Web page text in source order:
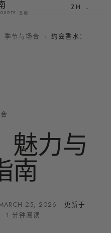
呈献
ZH
季节与场合 › 约会香水：
魅力与
南
25, 2026 · 更新于
1 分钟阅读